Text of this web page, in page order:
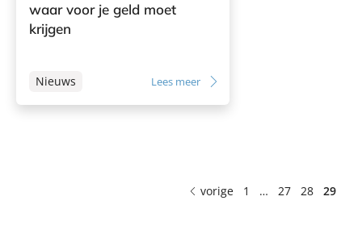
waar voor je geld moet
krijgen
Nieuws Lees meer
vorige 1 … 27 28 29